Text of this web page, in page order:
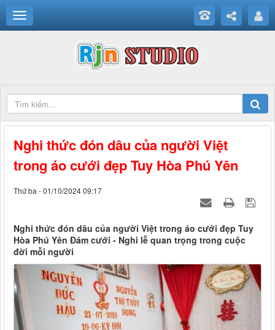
Nghi thức đón dâu của người Việt
trong áo cưới đẹp Tuy Hòa Phú Yên
Thứ ba - 01/10/2024 09:17
Nghi thức đón dâu của người Việt trong áo cưới đẹp Tuy
Hòa Phú Yên Đám cưới - Nghi lễ quan trọng trong cuộc
đời mỗi người